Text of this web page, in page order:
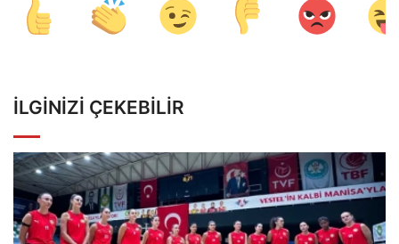
İLGINIZI ÇEKEBILIR